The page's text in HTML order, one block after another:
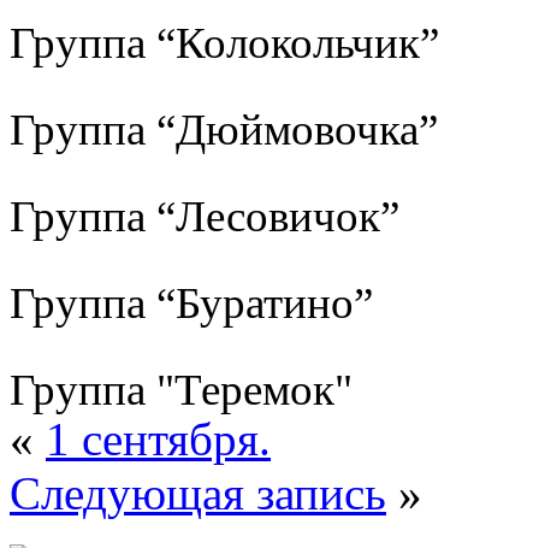
Группа “Колокольчик”
Группа “Дюймовочка”
Группа “Лесовичок”
Группа “Буратино”
Группа "Теремок"
« 1 сентября.
Следующая запись »